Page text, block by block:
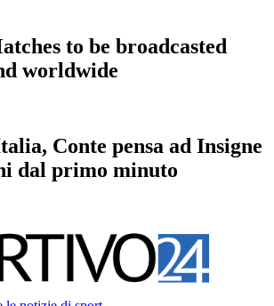
to be broadcasted
worldwide
Conte pensa ad Insigne
dal primo minuto